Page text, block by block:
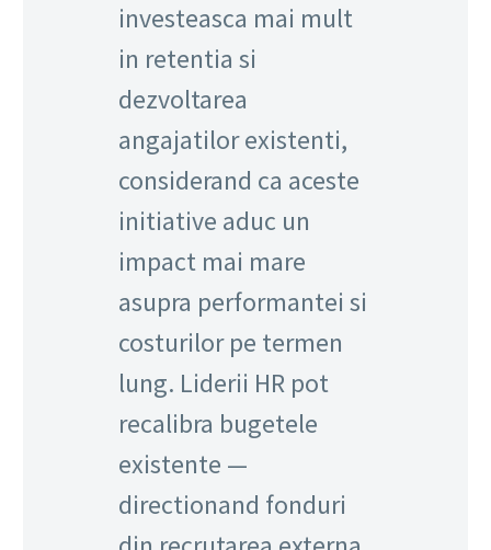
investeasca mai mult
in retentia si
dezvoltarea
angajatilor existenti,
considerand ca aceste
initiative aduc un
impact mai mare
asupra performantei si
costurilor pe termen
lung. Liderii HR pot
recalibra bugetele
existente —
directionand fonduri